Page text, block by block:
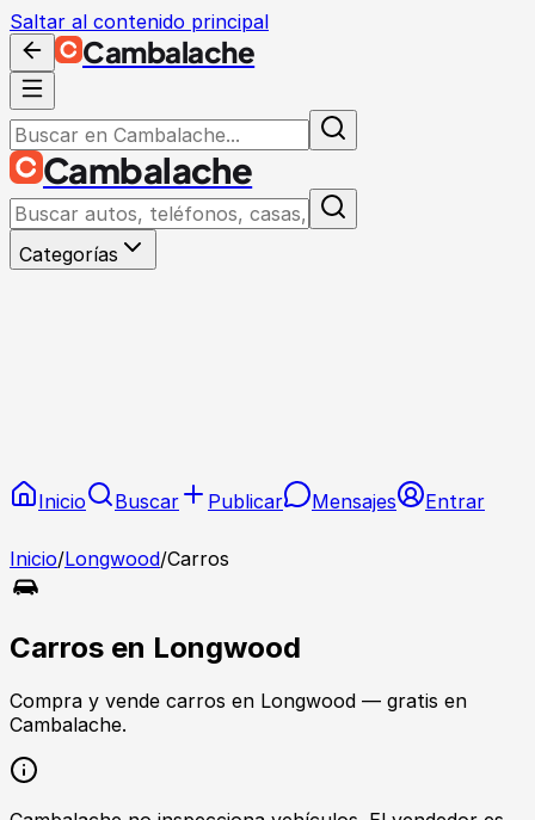
Saltar al contenido principal
Cambalache
Cambalache
Categorías
Inicio Buscar Publicar Mensajes Entrar
Inicio/Longwood/Carros
Carros en Longwood
Compra y vende carros en Longwood — gratis en
Cambalache.